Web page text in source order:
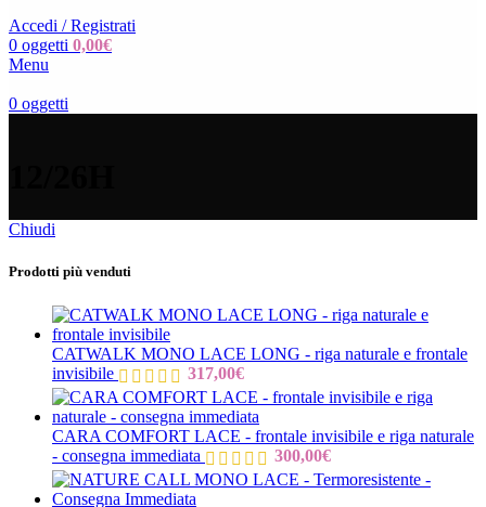
Accedi / Registrati
0 oggetti 0,00€
Menu
0 oggetti
Chiudi
Prodotti più venduti
CATWALK MONO LACE LONG - riga naturale e frontale
invisibile
317,00€
CARA COMFORT LACE - frontale invisibile e riga naturale
- consegna immediata
300,00€